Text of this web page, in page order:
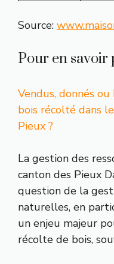
Source:
Pour en savoir
Vendus, donnés
bois récolté dans
Pieux ?
La gestion des
canton des Pieux
question de la
naturelles, en
un enjeu majeur
récolte de bois,